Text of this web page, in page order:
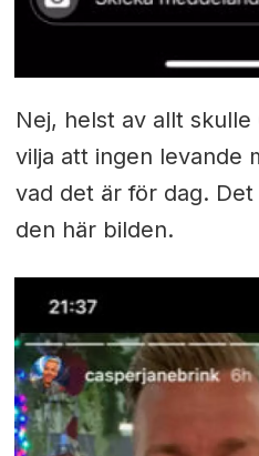
Nej, helst av allt
vilja att ingen levande
vad det är för dag.
den här bilden.